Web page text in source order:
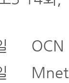
OCN
Mnet